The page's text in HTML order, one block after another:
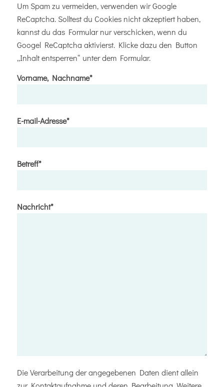
Um Spam zu vermeiden, verwenden wir Google
ReCaptcha. Solltest du Cookies nicht akzeptiert haben,
kannst du das Formular nur verschicken, wenn du
Googel ReCaptcha aktivierst. Klicke dazu den Button
„Inhalt entsperren“ unter dem Formular.
Vorname, Nachname*
E-mail-Adresse*
Betreff*
Nachricht*
Die Verarbeitung der angegebenen Daten dient allein